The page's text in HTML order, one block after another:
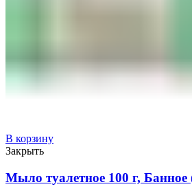
В корзину
Закрыть
Мыло туалетное 100 г,